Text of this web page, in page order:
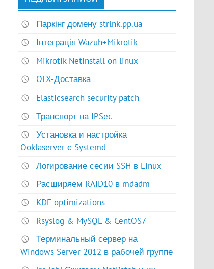
Паркінг домену strlnk.pp.ua
Інтеграція Wazuh+Mikrotik
Mikrotik Netinstall on linux
OLX-Доставка
Elasticsearch security patch
Транспорт на IPSec
Установка и настройка
Ooklaserver с Systemd
Логирование сесии SSH в Linux
Расширяем RAID10 в mdadm
KDE optimizations
Rsyslog & MySQL & CentOS7
Терминальный сервер на
Windows Server 2012 в рабочей группе